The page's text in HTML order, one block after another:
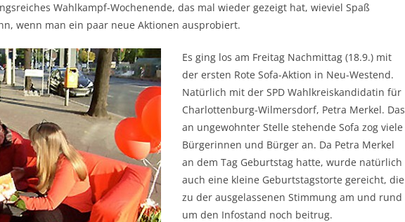
Wahlkampf-Wochenende, das mal wieder gezeigt hat, wieviel Spaß
wenn man ein paar neue Aktionen ausprobiert.
Es ging los am Freitag Nachmittag (18.9.) mit
der ersten Rote Sofa-Aktion in Neu-Westend.
Natürlich mit der SPD Wahlkreiskandidatin für
Charlottenburg-Wilmersdorf, Petra Merkel. Das
an ungewohnter Stelle stehende Sofa zog viele
Bürgerinnen und Bürger an. Da Petra Merkel
an dem Tag Geburtstag hatte, wurde natürlich
auch eine kleine Geburtstagstorte gereicht, die
zu der ausgelassenen Stimmung am und rund
um den Infostand noch beitrug.